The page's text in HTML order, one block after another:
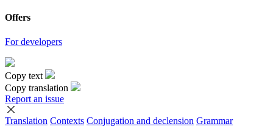
Offers
For developers
Copy text
Copy translation
Report an issue
Translation Contexts Conjugation and declension Grammar